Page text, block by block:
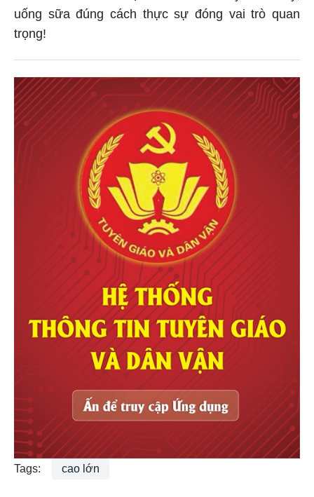
uống sữa đúng cách thực sự đóng vai trò quan
trọng!
Tags: cao lớn